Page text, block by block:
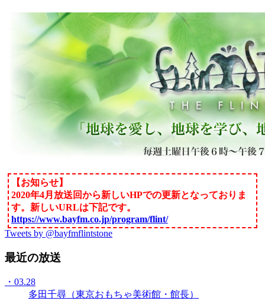
【お知らせ】
2020年4月放送回から新しいHPでの更新となっておりま
す。新しいURLは下記です。
https://www.bayfm.co.jp/program/flint/
Tweets by @bayfmflintstone
最近の放送
・03.28
多田千尋（東京おもちゃ美術館・館長）